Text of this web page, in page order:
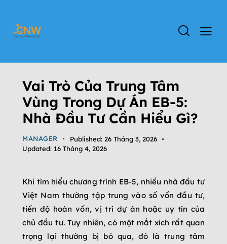
Vai Trò Của Trung Tâm
Vùng Trong Dự Án EB-5:
Nhà Đầu Tư Cần Hiểu Gì?
MANAGER Published: 26 Tháng 3, 2026
Updated: 16 Tháng 4, 2026
Khi tìm hiểu chương trình EB-5, nhiều nhà đầu tư
Việt Nam thường tập trung vào số vốn đầu tư,
tiến độ hoàn vốn, vị trí dự án hoặc uy tín của
chủ đầu tư. Tuy nhiên, có một mắt xích rất quan
trọng lại thường bị bỏ qua, đó là trung tâm